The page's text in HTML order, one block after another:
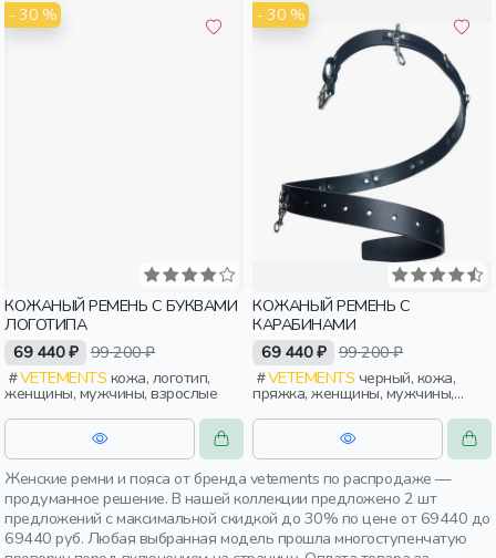
- 30 %
КОЖАНЫЙ РЕМЕНЬ С БУКВАМИ
ЛОГОТИПА
69 440 ₽ 99 200 ₽
VETEMENTS
женщины, мужчины, взрослые
- 30 %
КОЖАНЫЙ РЕМЕНЬ С
КАРАБИНАМИ
69 440 ₽ 99 200 ₽
VETEMENTS
пряжка, женщины, мужчины,
взрослые
Женские ремни и пояса от бренда vetements по распродаже —
продуманное решение. В нашей коллекции предложено 2 шт
предложений с максимальной скидкой до 30% по цене от 69440 до
69440 руб. Любая выбранная модель прошла многоступенчатую